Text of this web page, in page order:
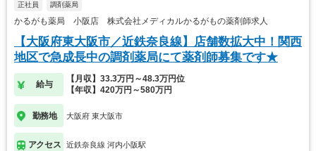
正社員 調剤薬局
かるがも薬局 小阪店 株式会社メディカルかるがもの薬剤師求人
【大阪府東大阪市／近鉄奈良線】店舗数拡大中！関西
地区で急成長中の調剤薬局にて薬剤師募集です★
給与
【月収】33.3万円～48.3万円位
【年収】420万円～580万円
勤務地 大阪府 東大阪市
アクセス 近鉄奈良線 河内小阪駅